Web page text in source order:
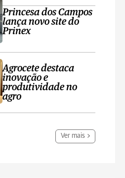
Princesa dos Campos
lança novo site do
Prinex
Agrocete destaca
inovação e
produtividade no
agro
Ver mais